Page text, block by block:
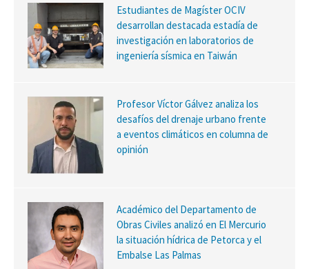
Estudiantes de Magíster OCIV
desarrollan destacada estadía de
investigación en laboratorios de
ingeniería sísmica en Taiwán
Profesor Víctor Gálvez analiza los
desafíos del drenaje urbano frente
a eventos climáticos en columna de
opinión
Académico del Departamento de
Obras Civiles analizó en El Mercurio
la situación hídrica de Petorca y el
Embalse Las Palmas